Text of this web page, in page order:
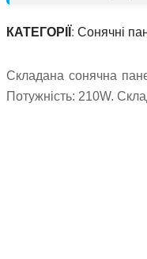
КАТЕГОРІЇ : Сонячні
Складана сонячна
Потужність: 210W.